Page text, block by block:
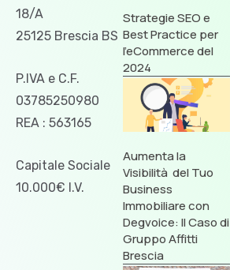
18/A
25125 Brescia BS
P.IVA e C.F.
03785250980
REA : 563165
Capitale Sociale
10.000€ I.V.
Strategie SEO e
Best Practice per
l’eCommerce del
2024
Aumenta la
Visibilità del Tuo
Business
Immobiliare con
Degvoice: Il Caso di
Gruppo Affitti
Brescia